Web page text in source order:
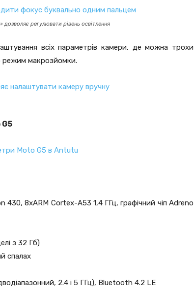
регулювати рівень освітлення
всіх параметрів камери, де можна трохи
режим макрозйомки.
G5
8хARM Cortex-A53 1,4 ГГц, графічний чіп Adreno
з 32 Гб)
спалах
2.4 і 5 ГГц), Bluetooth 4.2 LE